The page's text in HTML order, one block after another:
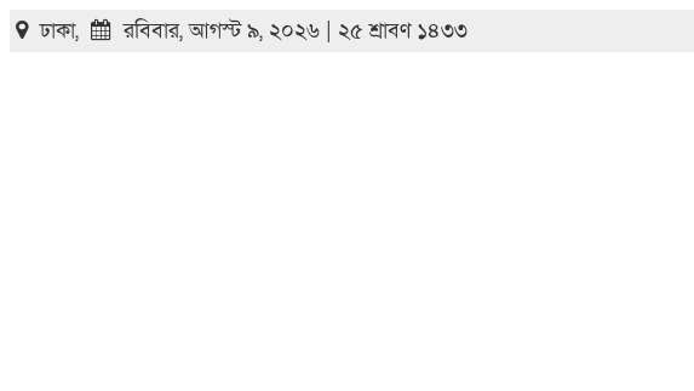
ঢাকা, রবিবার, আগস্ট ৯, ২০২৬ | ২৫ শ্রাবণ ১৪৩৩